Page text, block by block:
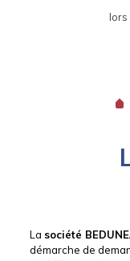
lors
La société
démarche de